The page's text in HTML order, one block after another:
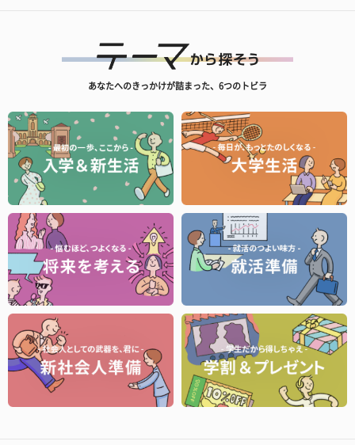
あなたへのきっかけが詰まった、6つのトビラ